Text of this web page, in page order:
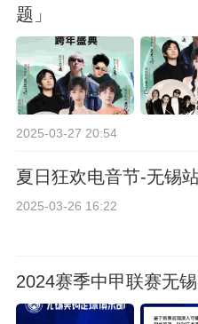
题」
2025-03-27 20:54
夏日狂欢电音节-无锡
2025-03-26 16:22
2024赛季中甲联赛无